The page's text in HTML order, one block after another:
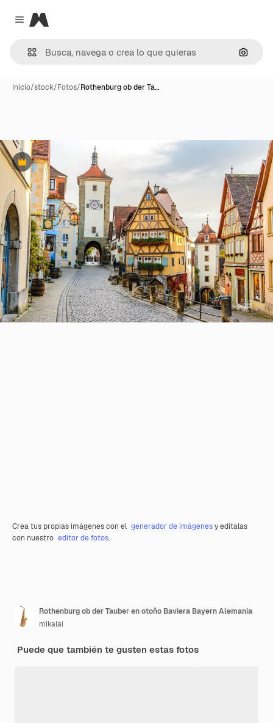
Close menu
Magnific
Inicio/stock/Fotos/Rothenburg ob der Ta…
Premium
Crea tus propias imágenes con el generador de imágenesy edítalas
con nuestro editor de fotos.
Rothenburg ob der Tauber en otoño Baviera Bayern Alemania
mikalai
Puede que también te gusten estas fotos